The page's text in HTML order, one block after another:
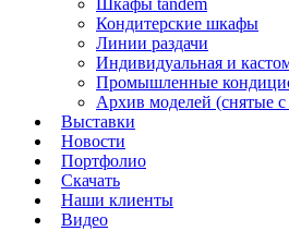
Шкафы tandem
Кондитерские шкафы
Линии раздачи
Индивидуальная и
Промышленные
Архив моделей (снятые
Выставки
Новости
Портфолио
Скачать
Наши клиенты
Видео